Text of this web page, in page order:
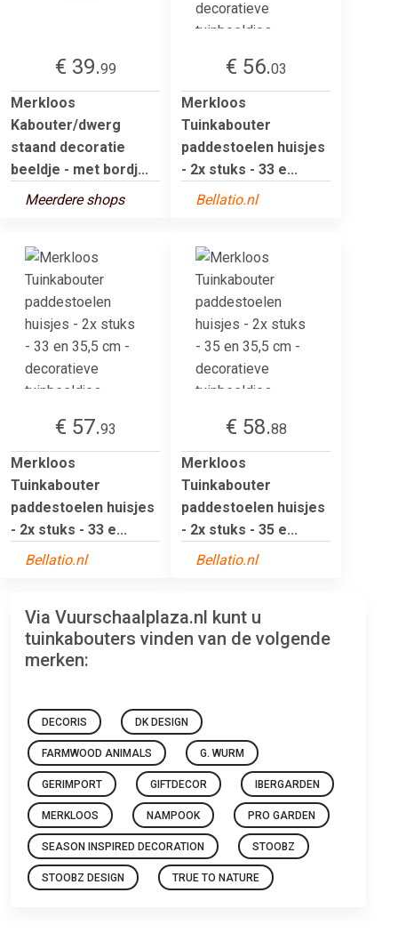
€ 39.99
Merkloos
Kabouter/dwerg
staand decoratie
beeldje - met bordj...
Meerdere shops
€ 56.03
Merkloos
Tuinkabouter
paddestoelen huisjes
- 2x stuks - 33 e...
Bellatio.nl
€ 57.93
Merkloos
Tuinkabouter
paddestoelen huisjes
- 2x stuks - 33 e...
Bellatio.nl
€ 58.88
Merkloos
Tuinkabouter
paddestoelen huisjes
- 2x stuks - 35 e...
Bellatio.nl
Via Vuurschaalplaza.nl kunt u
tuinkabouters vinden van de volgende
merken:
DECORIS DK DESIGN
FARMWOOD ANIMALS G. WURM
GERIMPORT GIFTDECOR IBERGARDEN
MERKLOOS NAMPOOK PRO GARDEN
SEASON INSPIRED DECORATION STOOBZ
STOOBZ DESIGN TRUE TO NATURE